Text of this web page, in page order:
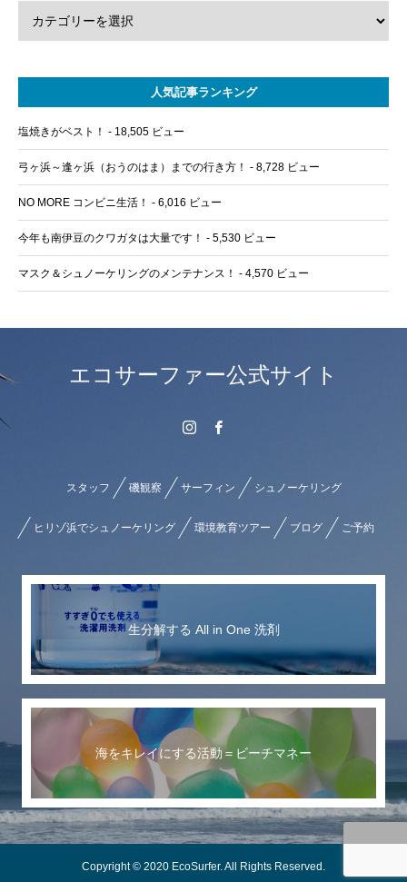
人気記事ランキング
塩焼きがベスト！ - 18,505 ビュー
弓ヶ浜～逢ヶ浜（おうのはま）までの行き方！ - 8,728 ビュー
NO MORE コンビニ生活！ - 6,016 ビュー
今年も南伊豆のクワガタは大量です！ - 5,530 ビュー
マスク＆シュノーケリングのメンテナンス！ - 4,570 ビュー
エコサーファー公式サイト
スタッフ 磯観察 サーフィン シュノーケリング
ヒリゾ浜でシュノーケリング 環境教育ツアー ブログ ご予約
生分解する All in One 洗剤
海をキレイにする活動＝ビーチマネー
Copyright © 2020 EcoSurfer. All Rights Reserved.